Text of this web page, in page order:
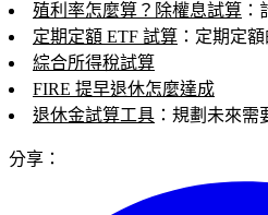
殖利率怎麼算？除權息試算
定期定額 ETF 試算 ：定期定
綜合所得稅試算
FIRE 提早退休怎麼達成
退休金試算工具 ：規劃未來需
分享：